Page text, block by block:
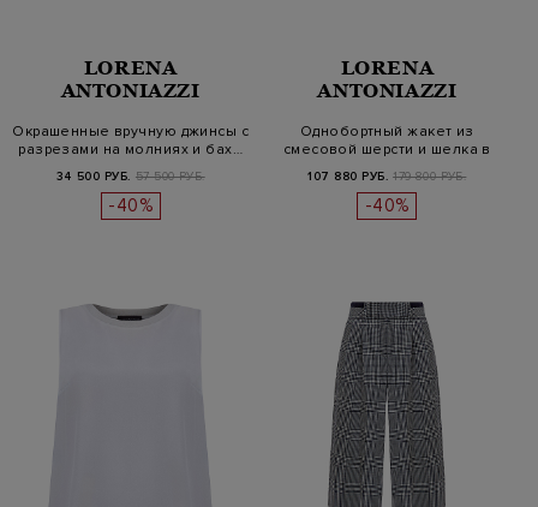
LORENA
ANTONIAZZI
Окрашенные вручную джинсы с
разрезами на молниях и бах…
34 500 РУБ. 57 500 РУБ.
-40%
LORENA
ANTONIAZZI
Однобортный жакет из
смесовой шерсти и шелка в
клетку
107 880 РУБ. 179 800 РУБ.
-40%